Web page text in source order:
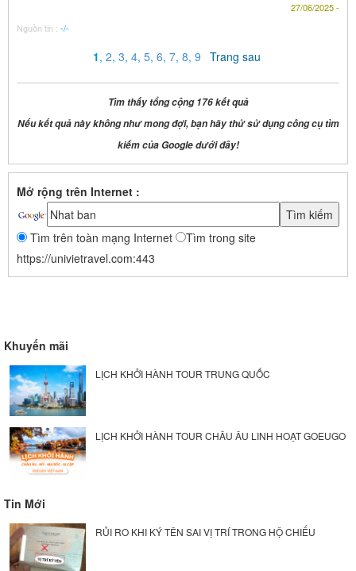
27/06/2025 -
Nguồn tin : -/-
1, 2, 3, 4, 5, 6, 7, 8, 9 Trang sau
Tìm thấy tổng cộng 176 kết quả
Nếu kết quả này không như mong đợi, bạn hãy thử sử dụng công cụ tìm
kiếm của Google dưới đây!
Mở rộng trên Internet :
Tìm trên toàn mạng Internet
Tìm trong site
https://univietravel.com:443
Khuyến mãi
LỊCH KHỞI HÀNH TOUR TRUNG QUỐC
LỊCH KHỞI HÀNH TOUR CHÂU ÂU LINH HOẠT GOEUGO
Tin Mới
RỦI RO KHI KÝ TÊN SAI VỊ TRÍ TRONG HỘ CHIẾU